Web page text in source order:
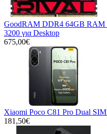
GoodRAM DDR4 64GB RAM
3200 για Desktop
675,00€
Xiaomi Poco C81 Pro Dual
181,50€